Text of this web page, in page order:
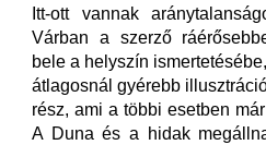
Itt-ott vannak
Várban a szerző
bele a helyszín
átlagosnál gyérebb
rész, ami a többi esetben
A Duna és a hidak